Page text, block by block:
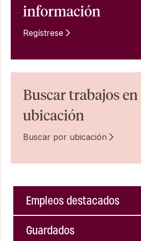
información
Regístrese
Buscar trabajos
ubicación
Buscar por ubicación
Empleos destacados
Guardados